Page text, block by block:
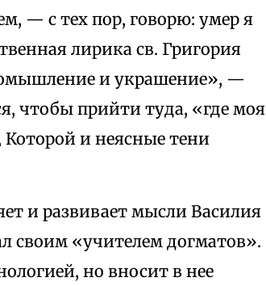
— с тех пор, говорю: умер я
лирика св. Григория
и украшение», —
чтобы прийти туда, «где моя
и неясные тени
и развивает мысли Василия
своим «учителем догматов».
но вносит в нее